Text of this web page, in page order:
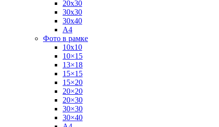
20х30
30х30
30х40
А4
Фото в рамке
10х10
10×15
13×18
15×15
15×20
20×20
20×30
30×30
30×40